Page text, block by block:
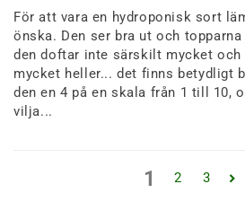
För att vara en hydroponisk sort
önska. Den ser bra ut och
den doftar inte särskilt mycket
mycket heller... det finns betydligt
den en 4 på en skala från 1 till 10,
vilja...
1 2 3